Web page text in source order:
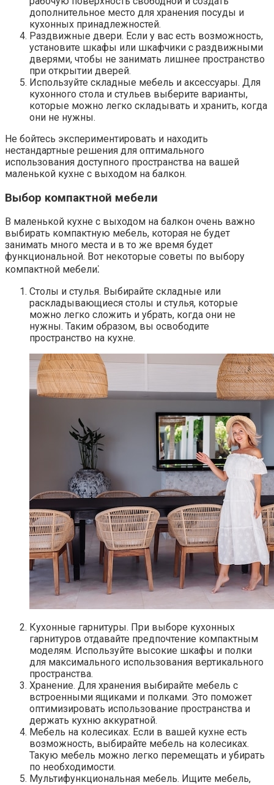
дополнительное место для хранения посуды и
кухонных принадлежностей.
Раздвижные двери. Если у вас есть возможность,
установите шкафы или шкафчики с раздвижными
дверями, чтобы не занимать лишнее пространство
при открытии дверей.
Используйте складные мебель и аксессуары.​ Для
кухонного стола и стульев выберите варианты,
которые можно легко складывать и хранить, когда
они не нужны.​
Не бойтесь экспериментировать и находить
нестандартные решения для оптимального
использования доступного пространства на вашей
маленькой кухне с выходом на балкон.​
Выбор компактной мебели
В маленькой кухне с выходом на балкон очень важно
выбирать компактную мебель, которая не будет
занимать много места и в то же время будет
функциональной. Вот некоторые советы по выбору
компактной мебели⁚
Столы и стулья. Выбирайте складные или
раскладывающиеся столы и стулья, которые
можно легко сложить и убрать, когда они не
нужны. Таким образом, вы освободите
пространство на кухне.​
Кухонные гарнитуры. При выборе кухонных
гарнитуров отдавайте предпочтение компактным
моделям.​ Используйте высокие шкафы и полки
для максимального использования вертикального
пространства.​
Хранение.​ Для хранения выбирайте мебель с
встроенными ящиками и полками.​ Это поможет
оптимизировать использование пространства и
держать кухню аккуратной.​
Мебель на колесиках.​ Если в вашей кухне есть
возможность, выбирайте мебель на колесиках.​
Такую мебель можно легко перемещать и убирать
по необходимости.
Мультифункциональная мебель.​ Ищите мебель,